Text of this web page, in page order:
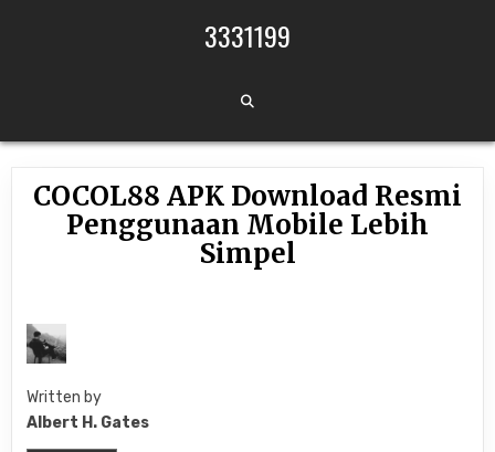
3331199
COCOL88 APK Download Resmi
Penggunaan Mobile Lebih
Simpel
Written by
Albert H. Gates